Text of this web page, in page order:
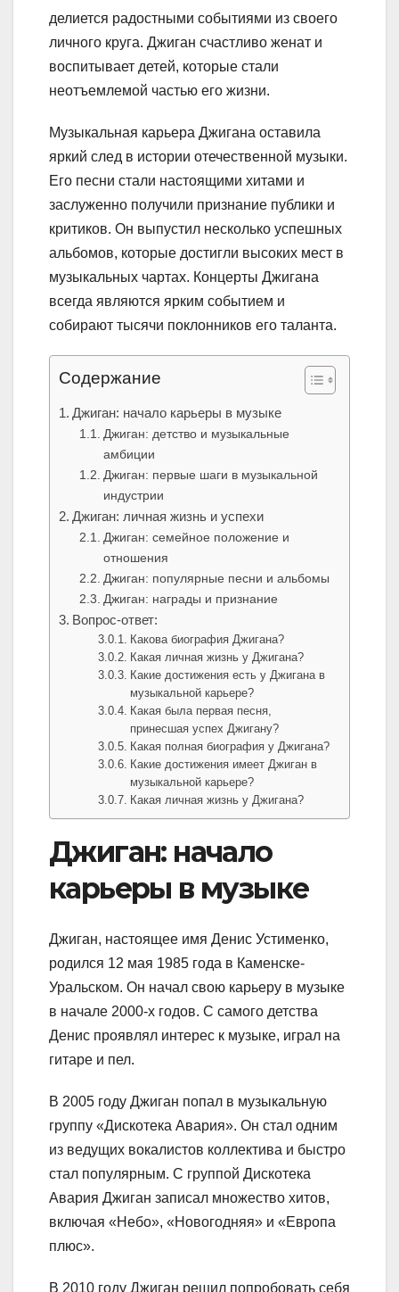
делиется радостными событиями из своего
личного круга. Джиган счастливо женат и
воспитывает детей, которые стали
неотъемлемой частью его жизни.
Музыкальная карьера Джигана оставила
яркий след в истории отечественной музыки.
Его песни стали настоящими хитами и
заслуженно получили признание публики и
критиков. Он выпустил несколько успешных
альбомов, которые достигли высоких мест в
музыкальных чартах. Концерты Джигана
всегда являются ярким событием и
собирают тысячи поклонников его таланта.
Содержание
Джиган: начало карьеры в музыке
Джиган: детство и музыкальные
амбиции
Джиган: первые шаги в музыкальной
индустрии
Джиган: личная жизнь и успехи
Джиган: семейное положение и
отношения
Джиган: популярные песни и альбомы
Джиган: награды и признание
Вопрос-ответ:
Какова биография Джигана?
Какая личная жизнь у Джигана?
Какие достижения есть у Джигана в
музыкальной карьере?
Какая была первая песня,
принесшая успех Джигану?
Какая полная биография у Джигана?
Какие достижения имеет Джиган в
музыкальной карьере?
Какая личная жизнь у Джигана?
Джиган: начало
карьеры в музыке
Джиган, настоящее имя Денис Устименко,
родился 12 мая 1985 года в Каменске-
Уральском. Он начал свою карьеру в музыке
в начале 2000-х годов. С самого детства
Денис проявлял интерес к музыке, играл на
гитаре и пел.
В 2005 году Джиган попал в музыкальную
группу «Дискотека Авария». Он стал одним
из ведущих вокалистов коллектива и быстро
стал популярным. С группой Дискотека
Авария Джиган записал множество хитов,
включая «Небо», «Новогодняя» и «Европа
плюс».
В 2010 году Джиган решил попробовать себя